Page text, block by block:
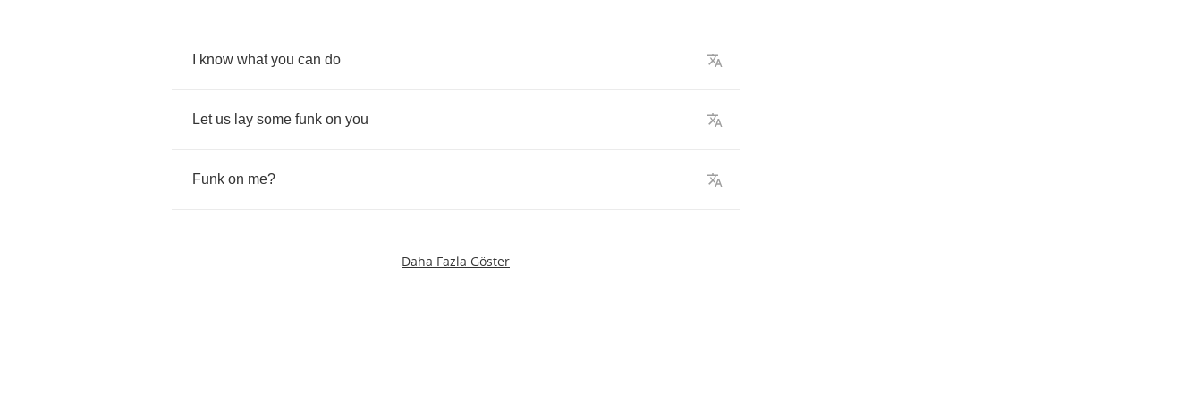
know what you can do
Let us lay some funk on you
Funk on me?
Daha Fazla Göster